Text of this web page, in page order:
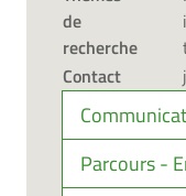
de
recherche
Contact
Parcours -